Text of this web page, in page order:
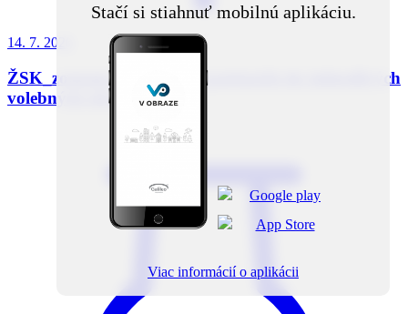
14. 7. 2026
ŽSK_zoznam miest a obcí patriacich do jednotlivých
volebných obvodov
Stačí si stiahnuť mobilnú aplikáciu.
Viac informácií o aplikácii